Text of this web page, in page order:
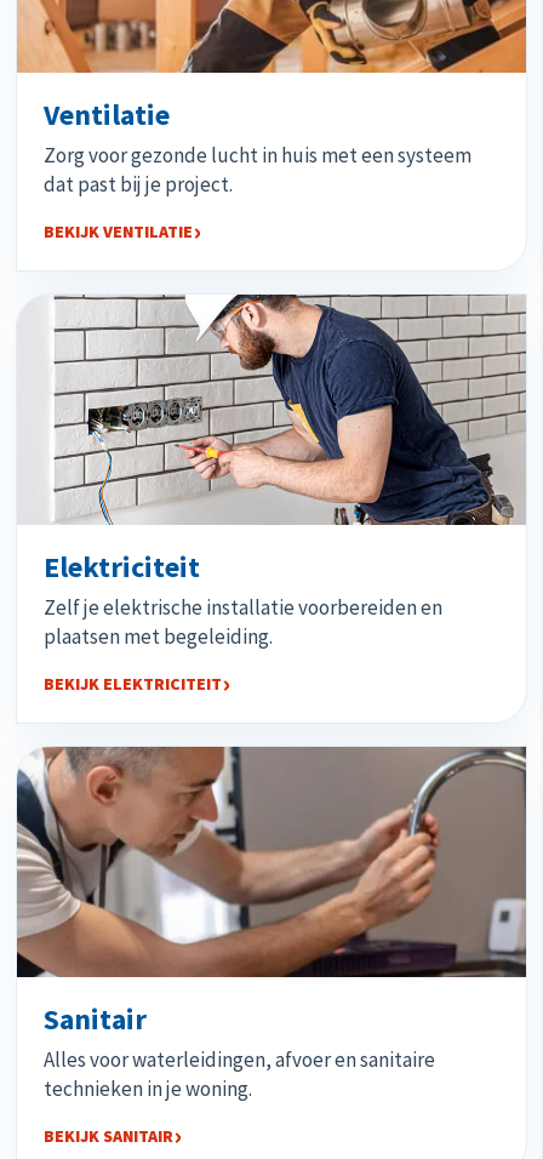
Ventilatie
Zorg voor gezonde lucht in huis met een systeem
dat past bij je project.
BEKIJK VENTILATIE
Elektriciteit
Zelf je elektrische installatie voorbereiden en
plaatsen met begeleiding.
BEKIJK ELEKTRICITEIT
Sanitair
Alles voor waterleidingen, afvoer en sanitaire
technieken in je woning.
BEKIJK SANITAIR